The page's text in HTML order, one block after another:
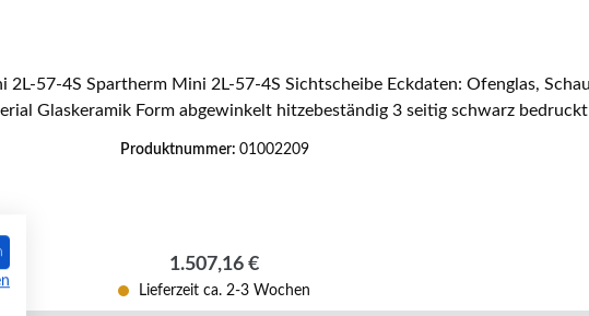
Glaskeramik Form abgewinkelt hitzebeständig 3 seitig schwarz bedruckt
Produktnummer: 01002209
Regulärer Preis:
1.507,16 €
Lieferzeit ca. 2-3 Wochen